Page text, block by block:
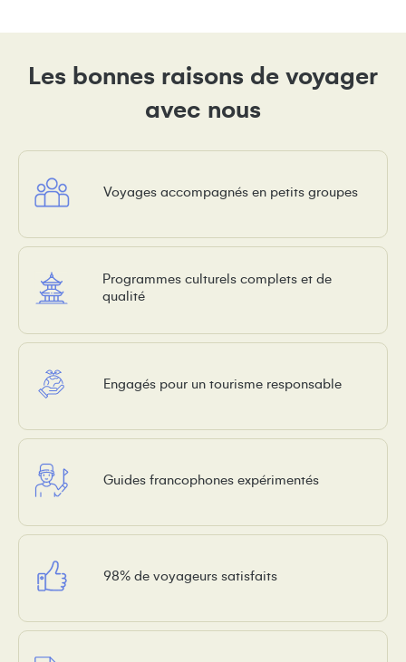
Les bonnes raisons de voyager
avec nous
Voyages accompagnés en petits groupes
Programmes culturels complets et de
qualité
Engagés pour un tourisme responsable
Guides francophones expérimentés
98% de voyageurs satisfaits